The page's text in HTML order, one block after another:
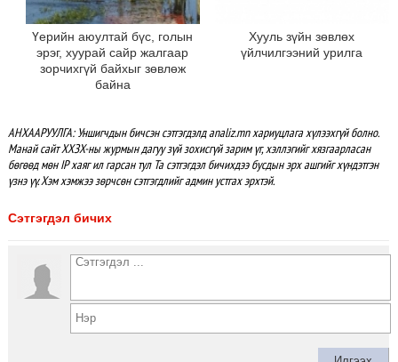
Үерийн аюултай бүс, голын
эрэг, хуурай сайр жалгаар
зорчихгүй байхыг зөвлөж
байна
Хууль зүйн зөвлөх
үйлчилгээний урилга
АНХААРУУЛГА: Уншигчдын бичсэн сэтгэгдэлд analiz.mn хариуцлага хүлээхгүй болно.
Манай сайт ХХЗХ-ны журмын дагуу зүй зохисгүй зарим үг, хэллэгийг хязгаарласан
бөгөөд мөн IP хаяг ил гарсан тул Та сэтгэгдэл бичихдээ бусдын эрх ашгийг хүндэтгэн
үзнэ үү. Хэм хэмжээ зөрчсөн сэтгэгдлийг админ устгах эрхтэй.
Сэтгэгдэл бичих